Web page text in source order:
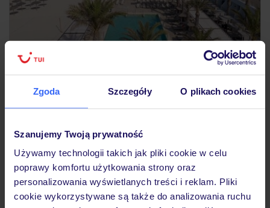
Zgoda Szczegóły O plikach cookies
Szanujemy Twoją prywatność
Używamy technologii takich jak pliki cookie w celu
poprawy komfortu użytkowania strony oraz
personalizowania wyświetlanych treści i reklam. Pliki
cookie wykorzystywane są także do analizowania ruchu
4.3/5
178 opinii
Riu Palace La Mola Tylko w TUI
Warszawa-Chopina (13:50)
Dwa posiłki
hotel uznawany za jeden z najlepszych na Formenterze